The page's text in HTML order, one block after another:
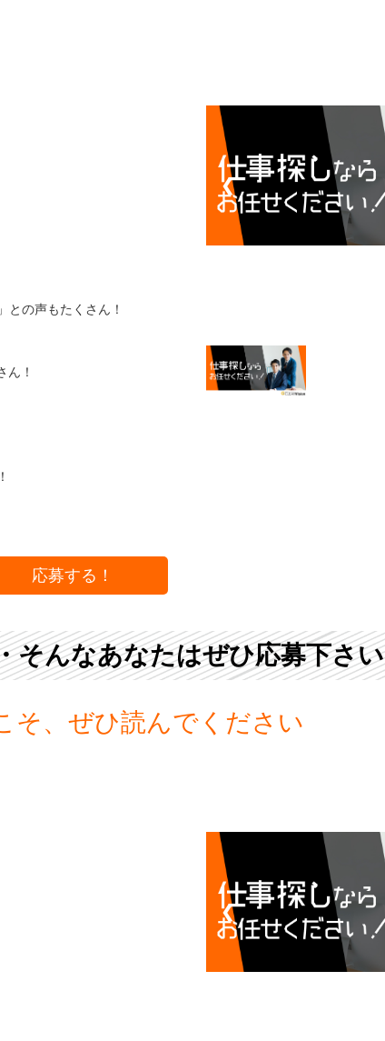
❮
の声もたくさん！
ん！
応募する！
そんなあなたはぜひ応募下さい
、ぜひ読んでください
❮